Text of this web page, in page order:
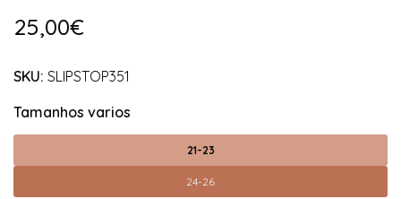
25,00€
SKU: SLIPSTOP351
Tamanhos varios
21-23
24-26